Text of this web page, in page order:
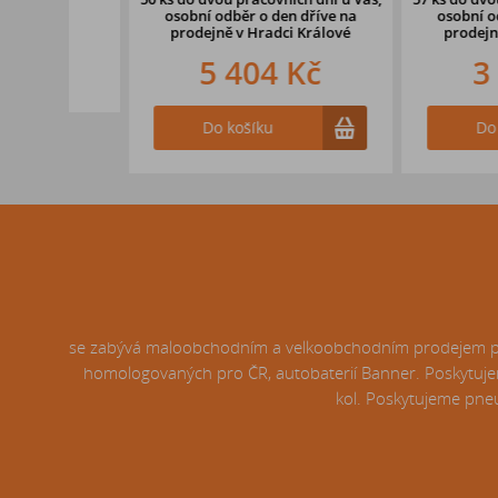
osobní odběr o den dřívena
prodejně v Hradci Králové
5 404 Kč
Do košíku
osobní odběr o
prodejně v
3
Do košíku
se zabývá maloobchodním a velkoobchodním prodejem
homologovaných pro ČR, autobaterií Banner.
kol. Poskytujeme